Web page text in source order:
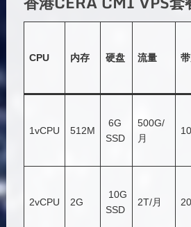
CPU 内存 硬盘 流量
1vCPU 512M
6G
SSD
500G/
月
2vCPU 2G
10G
SSD
2T/月